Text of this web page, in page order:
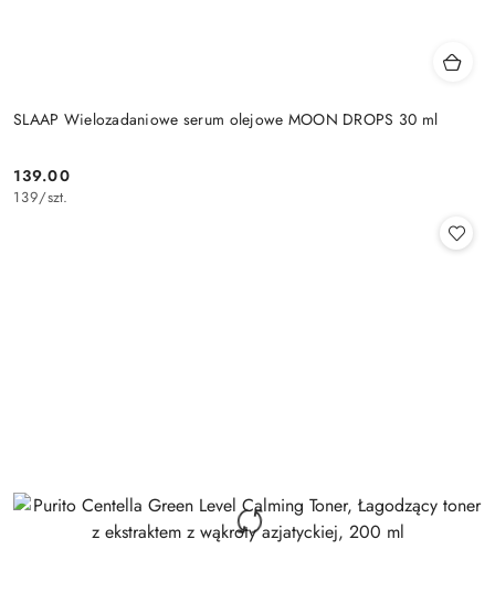
SLAAP Wielozadaniowe serum olejowe MOON DROPS 30 ml
Cena:
139.00
139/szt.